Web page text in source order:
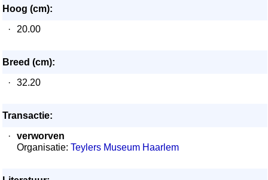
Hoog (cm):
·
20.00
Breed (cm):
·
32.20
Transactie:
·
verworven
Organisatie: Teylers Museum Haarlem